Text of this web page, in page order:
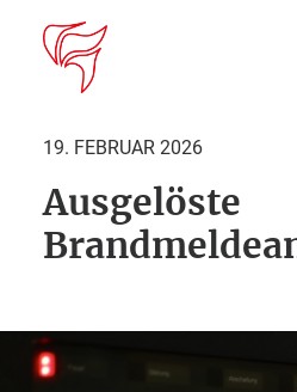
DEIN
19. FEBRUAR 2026
Ausgelöste